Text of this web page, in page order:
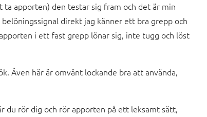
apporten) den testar sig fram och det är min
direkt jag känner ett bra grepp och
i ett fast grepp lönar sig, inte tugg och löst
Även här är omvänt lockande bra att använda,
du rör dig och rör apporten på ett leksamt sätt,